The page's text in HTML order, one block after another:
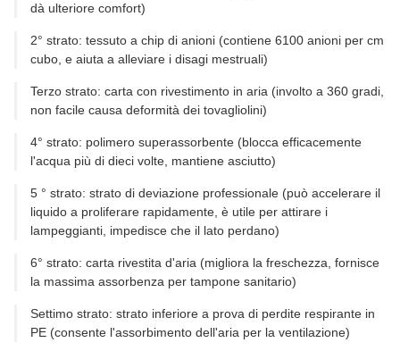
dà ulteriore comfort)
2° strato: tessuto a chip di anioni (contiene 6100 anioni per cm
cubo, e aiuta a alleviare i disagi mestruali)
Terzo strato: carta con rivestimento in aria (involto a 360 gradi,
non facile causa deformità dei tovagliolini)
4° strato: polimero superassorbente (blocca efficacemente
l'acqua più di dieci volte, mantiene asciutto)
5 ° strato: strato di deviazione professionale (può accelerare il
liquido a proliferare rapidamente, è utile per attirare i
lampeggianti, impedisce che il lato perdano)
6° strato: carta rivestita d'aria (migliora la freschezza, fornisce
la massima assorbenza per tampone sanitario)
Settimo strato: strato inferiore a prova di perdite respirante in
PE (consente l'assorbimento dell'aria per la ventilazione)